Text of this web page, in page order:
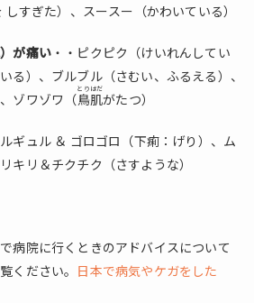
すぎた）、スースー（かわいている）
が痛い・・ピクピク（けいれんしてい
る）、ブルブル（さむい、ふるえる）、
ゾワゾワ（鳥肌
とりはだ
がたつ）
ギュル ＆ ゴロゴロ（下痢：げり）、ム
キリ＆チクチク（さすような）
病院に行くときのアドバイスについて
ください。
日本で病気やケガをした